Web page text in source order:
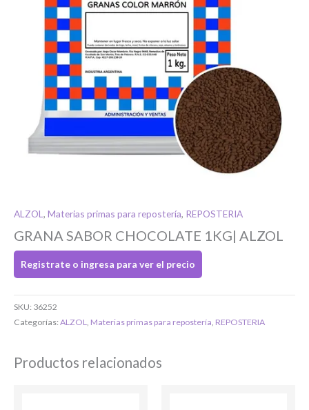
ALZOL , Materias primas para repostería, REPOSTERIA
GRANA SABOR CHOCOLATE 1KG| ALZOL
Registrate o ingresa para ver el precio
SKU: 36252
Categorías:ALZOL, Materias primas para repostería, REPOSTERIA
Productos relacionados
Si tenés cuenta...
Toca para ingresar
O completa el Formulario de registro